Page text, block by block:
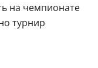
на чемпионате
турнир